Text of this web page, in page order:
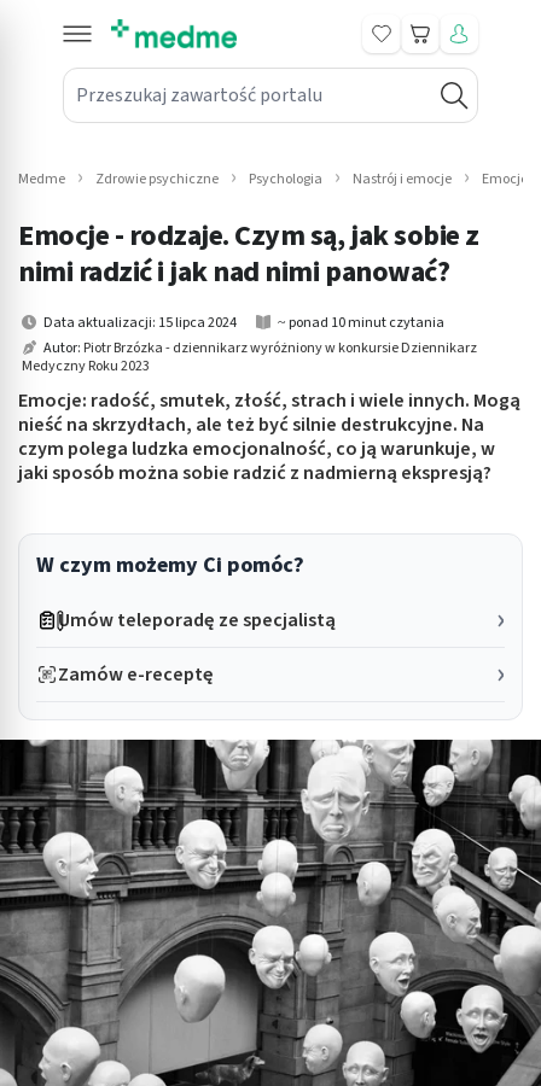
Przeszukaj zawartość portalu
Koszyk
submenu: Leki na receptę
submenu: Mama i dziecko
submenu: Kosmetyki
submenu: Higiena
submenu: Sprzęt medyczny
submenu: Intymne
submenu: Wellness
Medme Zdrowie psychiczne Psychologia Nastrój i emocje Emocje -
Emocje - rodzaje. Czym są, jak sobie z
nimi radzić i jak nad nimi panować?
Data aktualizacji: 15 lipca 2024
~ ponad 10 minut czytania
Autor: Piotr Brzózka - dziennikarz wyróżniony w konkursie Dziennikarz
Medyczny Roku 2023
Emocje: radość, smutek, złość, strach i wiele innych. Mogą
nieść na skrzydłach, ale też być silnie destrukcyjne. Na
czym polega ludzka emocjonalność, co ją warunkuje, w
jaki sposób można sobie radzić z nadmierną ekspresją?
W czym możemy Ci pomóc?
Umów teleporadę ze specjalistą
Zamów e-receptę